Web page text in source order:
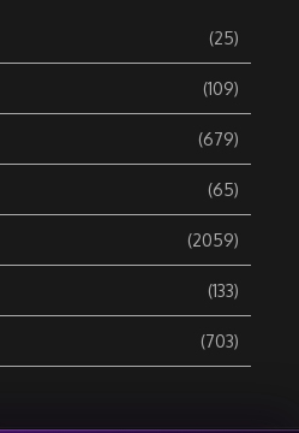
(25)
(109)
(679)
(65)
(2059)
(133)
(703)